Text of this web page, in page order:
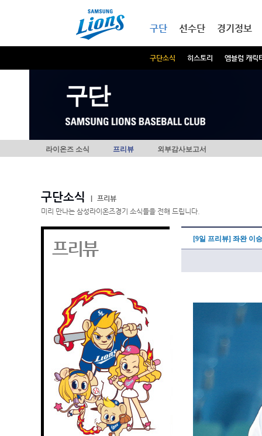
구단
구단소식 히스토리 엠블럼 캐릭
선수단 경기정보
구단
라이온즈 소식 프리뷰 외부감사보고서
구단소식
프리뷰
미리 만나는 삼성라이온즈경기 소식들을 전해 드립니다.
프리뷰 [9일 프리뷰] 좌완 이